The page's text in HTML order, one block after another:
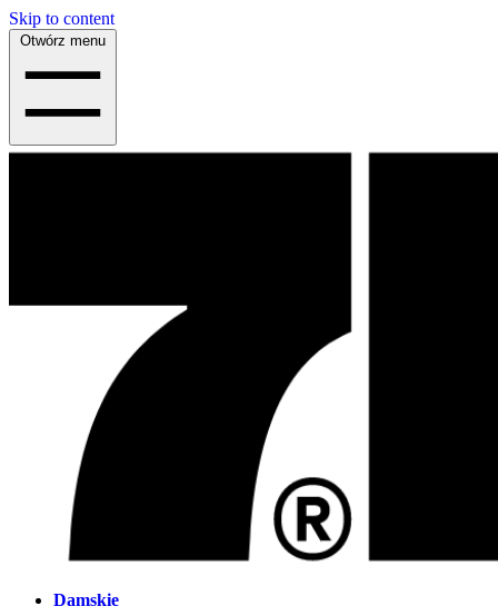
Skip to content
Otwórz menu
Damskie